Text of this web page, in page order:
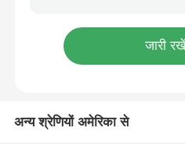
अन्य श्रेणियों अमेरिका से